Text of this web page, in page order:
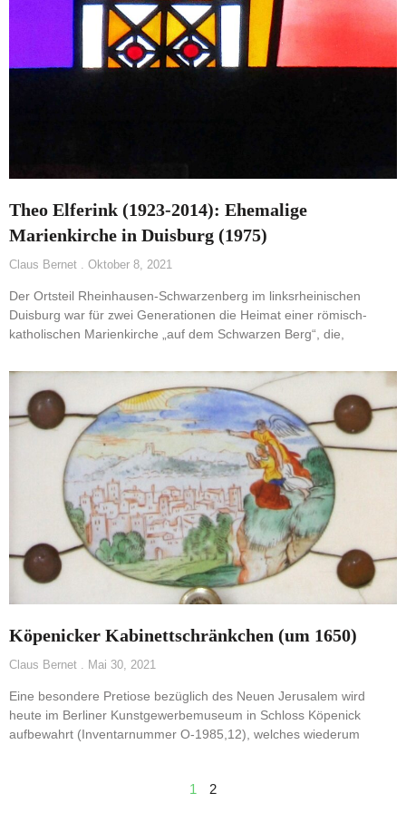
Theo Elferink (1923-2014): Ehemalige
Marienkirche in Duisburg (1975)
Claus Bernet Oktober 8, 2021
Der Ortsteil Rheinhausen-Schwarzenberg im linksrheinischen
Duisburg war für zwei Generationen die Heimat einer römisch-
katholischen Marienkirche „auf dem Schwarzen Berg“, die,
Köpenicker Kabinettschränkchen (um 1650)
Claus Bernet Mai 30, 2021
Eine besondere Pretiose bezüglich des Neuen Jerusalem wird
heute im Berliner Kunstgewerbemuseum in Schloss Köpenick
aufbewahrt (Inventarnummer O-1985,12), welches wiederum
1 2